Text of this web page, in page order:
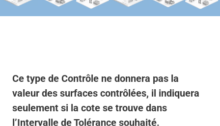
Ce type de Contrôle ne donnera pas la
valeur des surfaces contrôlées, il indiquera
seulement si la cote se trouve dans
l’Intervalle de Tolérance souhaité.